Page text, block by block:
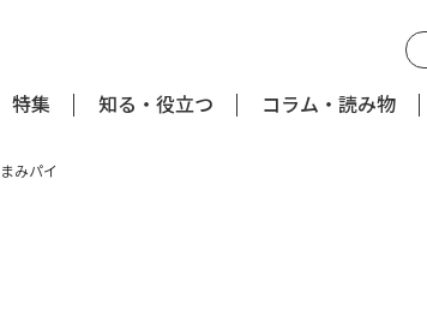
特集 知る・役立つ コラム・読み物
みパイ